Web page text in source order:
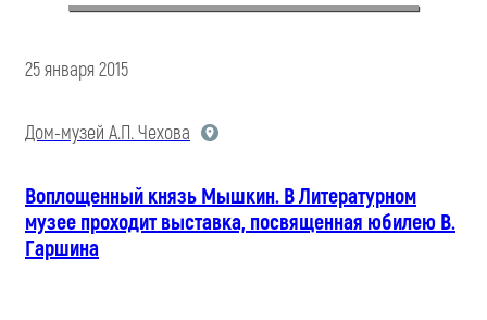
25 января 2015
Дом-музей А.П. Чехова
Воплощенный князь Мышкин. В Литературном
музее проходит выставка, посвященная юбилею В.
Гаршина